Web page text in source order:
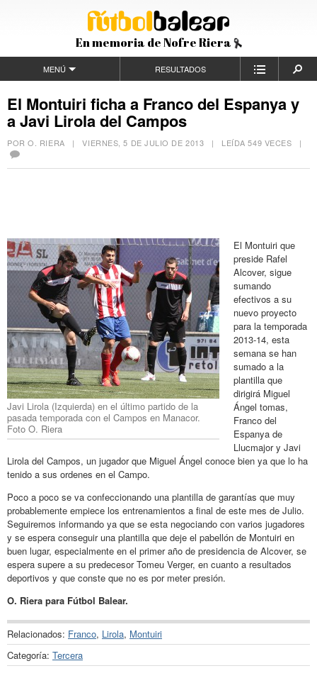
En memoria de Nofre Riera
MENÚ RESULTADOS
El Montuiri ficha a Franco del Espanya y
a Javi Lirola del Campos
POR O. RIERA |VIERNES, 5 DE JULIO DE 2013 | LEÍDA 549 VECES |
Javi Lirola (Izquierda) en el último partido de la
pasada temporada con el Campos en Manacor.
Foto O. Riera
El Montuiri que
preside Rafel
Alcover, sigue
sumando
efectivos a su
nuevo proyecto
para la temporada
2013-14, esta
semana se han
sumado a la
plantilla que
dirigirá Miguel
Ángel tomas,
Franco del
Espanya de
Llucmajor y Javi
Lirola del Campos, un jugador que Miguel Ángel conoce bien ya que lo ha
tenido a sus ordenes en el Campo.
Poco a poco se va confeccionando una plantilla de garantías que muy
probablemente empiece los entrenamientos a final de este mes de Julio.
Seguiremos informando ya que se esta negociando con varios jugadores
y se espera conseguir una plantilla que deje el pabellón de Montuiri en
buen lugar, especialmente en el primer año de presidencia de Alcover, se
espera supere a su predecesor Tomeu Verger, en cuanto a resultados
deportivos y que conste que no es por meter presión.
O. Riera para Fútbol Balear.
Relacionados: Franco, Lirola, Montuiri
Categoría: Tercera